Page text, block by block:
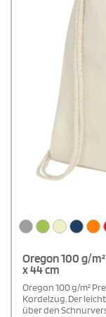
Oregon 100 g/
x 44 cm
Oregon 100 g/m²
Kordelzug. Der
über den